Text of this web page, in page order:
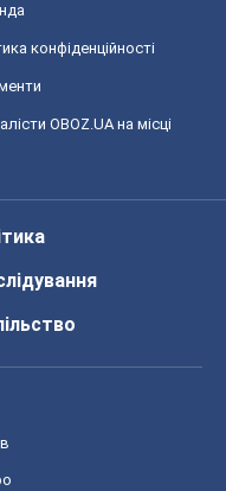
конфіденційності
OBOZ.UA на місці